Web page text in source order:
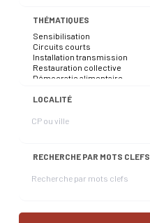
THÉMATIQUES
LOCALITÉ
RECHERCHE PAR MOTS CLEFS